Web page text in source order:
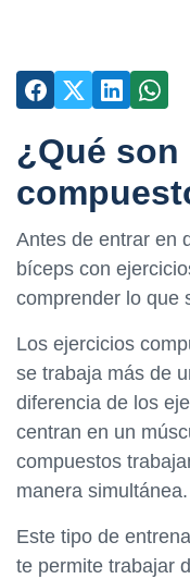
¿Qué
Antes de entrar en
bíceps con
comprender lo que
Los ejercicios
se trabaja más de
diferencia de los
centran en un
compuestos
manera simultánea.
Este tipo de
te permite trabajar